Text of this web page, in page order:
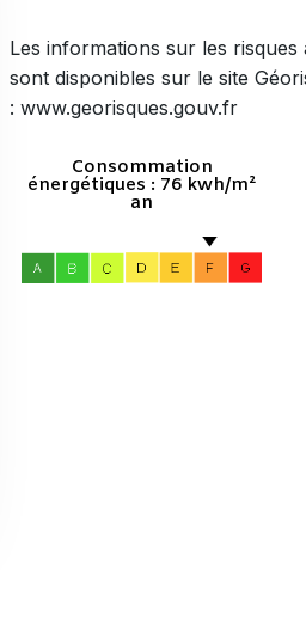
Les informations sur les
sont disponibles sur le site
: www.georisques.gouv.fr
Consommation
énergétiques : 76 kwh/m²
an